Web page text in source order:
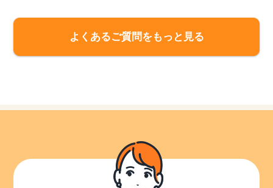
よくあるご質問をもっと見る